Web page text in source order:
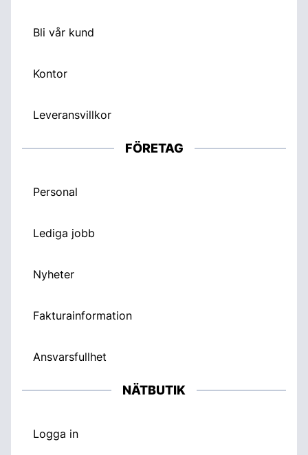
Bli vår kund
Kontor
Leveransvillkor
FÖRETAG
Personal
Lediga jobb
Nyheter
Fakturainformation
Ansvarsfullhet
NÄTBUTIK
Logga in